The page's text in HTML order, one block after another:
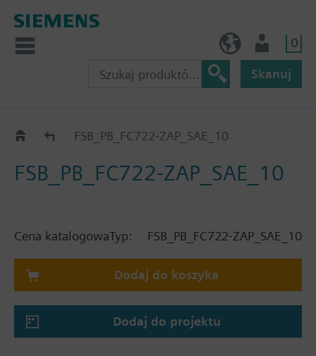
0
Skanuj
KatalogFSB_PB_FC722-ZAP_SAE_10
FSB_PB_FC722-ZAP_SAE_10
Cena katalogowaTyp: FSB_PB_FC722-ZAP_SAE_10
Dodaj do koszyka
Dodaj do projektu